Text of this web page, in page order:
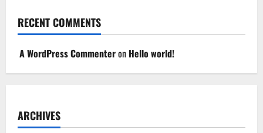
RECENT COMMENTS
A WordPress Commenteron Hello world!
ARCHIVES